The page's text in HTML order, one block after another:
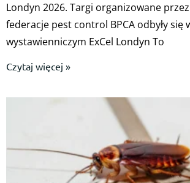
Londyn 2026. Targi organizowane
federacje pest control BPCA odbyły się
wystawienniczym ExCel Londyn To
Czytaj więcej »